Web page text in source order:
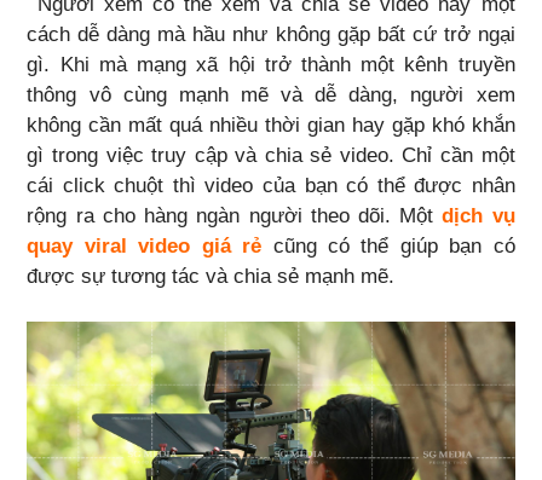
cách dễ dàng mà hầu như không gặp bất cứ trở ngại
gì. Khi mà mạng xã hội trở thành một kênh truyền
thông vô cùng mạnh mẽ và dễ dàng, người xem
không cần mất quá nhiều thời gian hay gặp khó khắn
gì trong việc truy cập và chia sẻ video. Chỉ cần một
cái click chuột thì video của bạn có thể được nhân
rộng ra cho hàng ngàn người theo dõi. Một dịch vụ
quay viral video giá rẻ cũng có thể giúp bạn có
được sự tương tác và chia sẻ mạnh mẽ.